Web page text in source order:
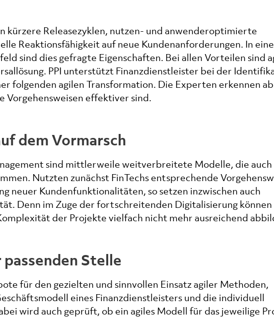
kürzere Releasezyklen, nutzen- und anwenderoptimierte
Reaktionsfähigkeit auf neue Kundenanforderungen. In
sind dies gefragte Eigenschaften. Bei allen Vorteilen sind
PPI unterstützt Finanzdienstleister bei der
folgenden agilen Transformation. Die Experten erkennen
Vorgehensweisen effektiver sind.
dem Vormarsch
sind mittlerweile weitverbreitete Modelle, die auch
Nutzten zunächst FinTechs entsprechende
neuer Kundenfunktionalitäten, so setzen inzwischen auch
Denn im Zuge der fortschreitenden Digitalisierung können
der Projekte vielfach nicht mehr ausreichend
Stelle
für den gezielten und sinnvollen Einsatz agiler Methoden,
eines Finanzdienstleisters und die individuell
wird auch geprüft, ob ein agiles Modell für das jeweilige